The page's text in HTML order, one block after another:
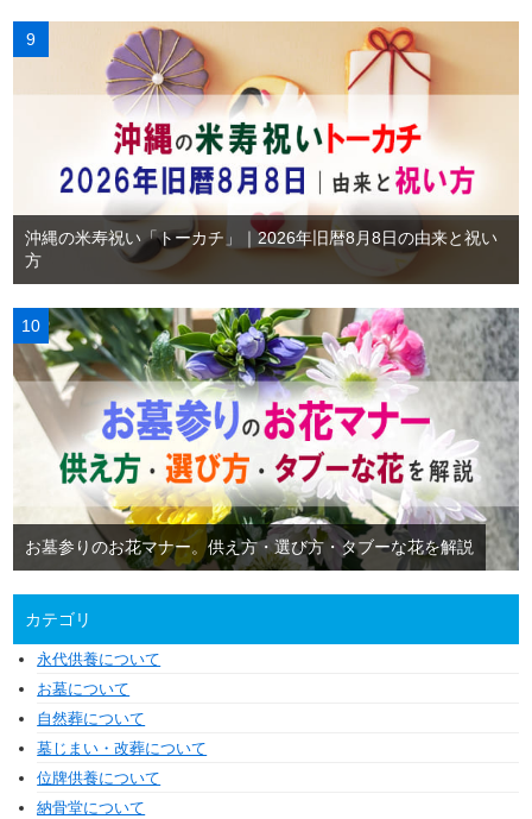
沖縄の米寿祝い「トーカチ」｜2026年旧暦8月8日の由来と祝い
方
お墓参りのお花マナー。供え方・選び方・タブーな花を解説
カテゴリ
永代供養について
お墓について
自然葬について
墓じまい・改葬について
位牌供養について
納骨堂について